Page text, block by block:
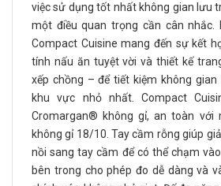
việc sử dụng tốt nhất không gian lưu
một điều quan trọng cần cân nhắc.
Compact Cuisine mang đến sự kết
tính nấu ăn tuyệt vời và thiết kế
xếp chồng – để tiết kiệm không
khu vực nhỏ nhất. Compact
Cromargan® không gỉ, an toàn với
không gỉ 18/10. Tay cầm rỗng giúp
nồi sang tay cầm để có thể chạm
bên trong cho phép đo dễ dàng và